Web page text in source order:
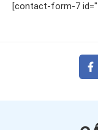
[contact-form-7